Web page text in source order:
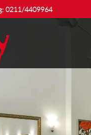
0211/4409964